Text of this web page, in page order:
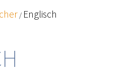
/ Englisch